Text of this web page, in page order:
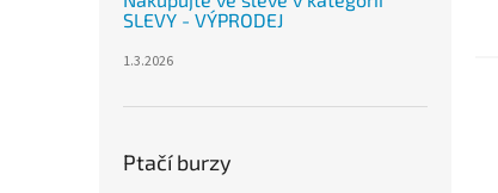
SLEVY - VÝPRODEJ
1.3.2026
Ptačí burzy